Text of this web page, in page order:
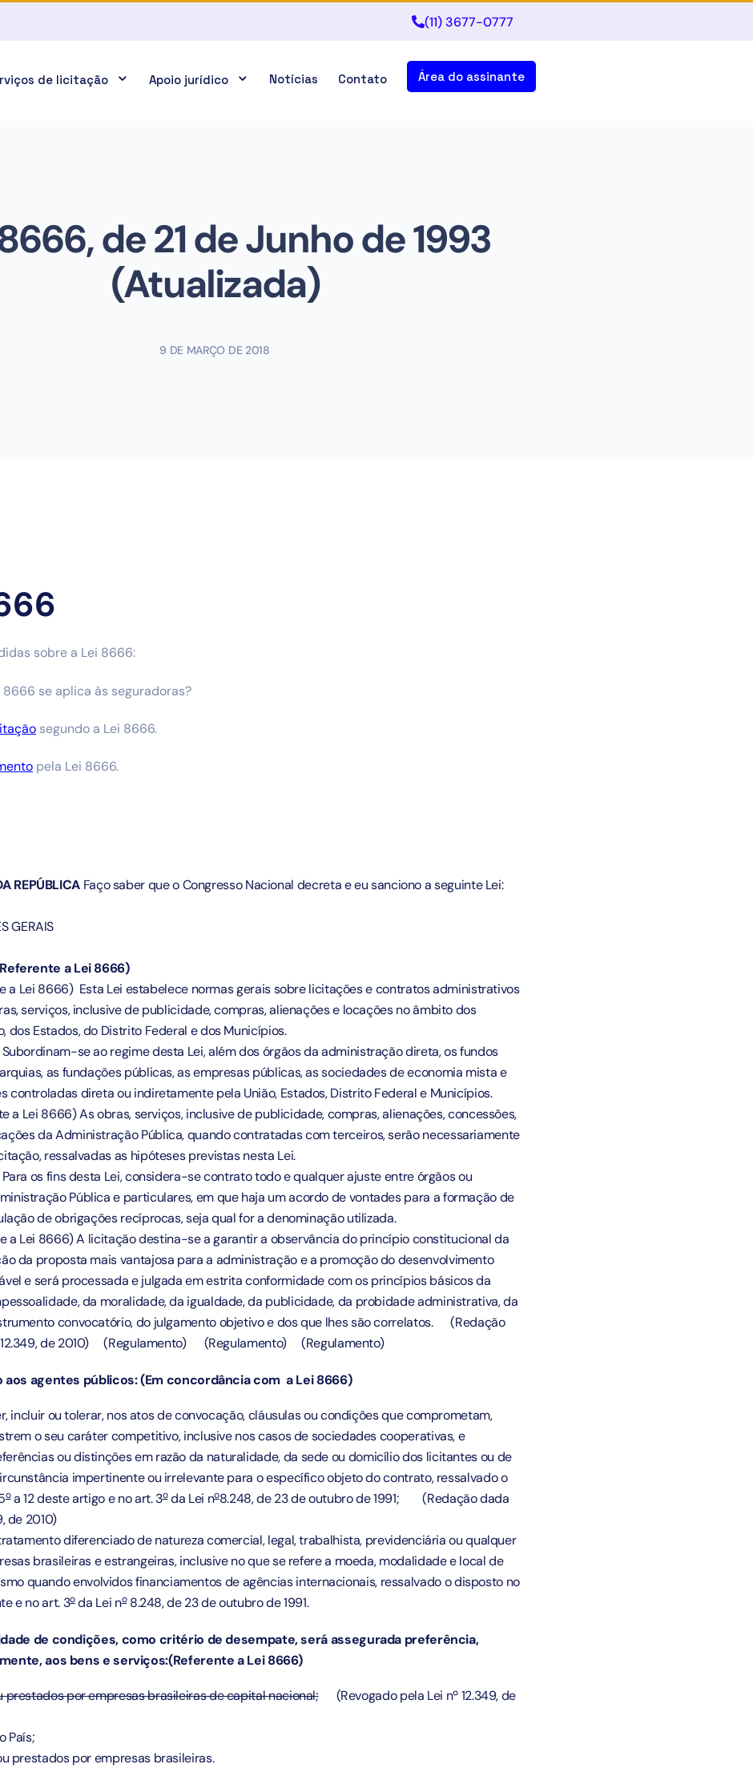
(11) 3677-0777
de licitação Apoio jurídico Notícias Contato Área do assinante
de 21 de Junho de 1993
(Atualizada)
9 DE MARÇO DE 2018
sobre a Lei 8666:
8666 se aplica às seguradoras?
segundo a Lei 8666.
pela Lei 8666.
REPÚBLICA Faço saber que o Congresso Nacional decreta e eu sanciono a seguinte Lei:
GERAIS
a Lei 8666)
Lei 8666) Esta Lei estabelece normas gerais sobre licitações e contratos administrativos
serviços, inclusive de publicidade, compras, alienações e locações no âmbito dos
dos Estados, do Distrito Federal e dos Municípios.
se ao regime desta Lei, além dos órgãos da administração direta, os fundos
as fundações públicas, as empresas públicas, as sociedades de economia mista e
controladas direta ou indiretamente pela União, Estados, Distrito Federal e Municípios.
a Lei 8666) As obras, serviços, inclusive de publicidade, compras, alienações, concessões,
da Administração Pública, quando contratadas com terceiros, serão necessariamente
ressalvadas as hipóteses previstas nesta Lei.
os fins desta Lei, considera-se contrato todo e qualquer ajuste entre órgãos ou
Pública e particulares, em que haja um acordo de vontades para a formação de
de obrigações recíprocas, seja qual for a denominação utilizada.
a Lei 8666) A licitação destina-se a garantir a observância do princípio constitucional da
da proposta mais vantajosa para a administração e a promoção do desenvolvimento
e será processada e julgada em estrita conformidade com os princípios básicos da
da moralidade, da igualdade, da publicidade, da probidade administrativa, da
convocatório, do julgamento objetivo e dos que lhes são correlatos.(Redação
de 2010)
(Regulamento) (Regulamento) (Regulamento)
aos agentes públicos: (Em concordância com a Lei 8666)
incluir ou tolerar, nos atos de convocação, cláusulas ou condições que comprometam,
o seu caráter competitivo, inclusive nos casos de sociedades cooperativas, e
ou distinções em razão da naturalidade, da sede ou domicílio dos licitantes ou de
impertinente ou irrelevante para o específico objeto do contrato, ressalvado o
oa 12 deste artigo e noart. 3oda Lei no8.248, de 23 de outubro de 1991;(Redação dada
de 2010)
diferenciado de natureza comercial, legal, trabalhista, previdenciária ou qualquer
brasileiras e estrangeiras, inclusive no que se refere a moeda, modalidade e local de
quando envolvidos financiamentos de agências internacionais, ressalvado o disposto no
e noart. 3oda Lei no8.248, de 23 de outubro de 1991.
de condições, como critério de desempate, será assegurada preferência,
aos bens e serviços:(Referente a Lei 8666)
prestados por empresas brasileiras de capital nacional;
(Revogado pela Lei nº 12.349, de
País;
prestados por empresas brasileiras.